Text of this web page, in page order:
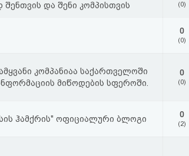
და შენი კომპისთვის
(0)
0
(0)
კომპანიაა საქართველოში
მიწოდების სფეროში.
0
(0)
ჰამქრის" ოფიციალური ბლოგი 0
(2)